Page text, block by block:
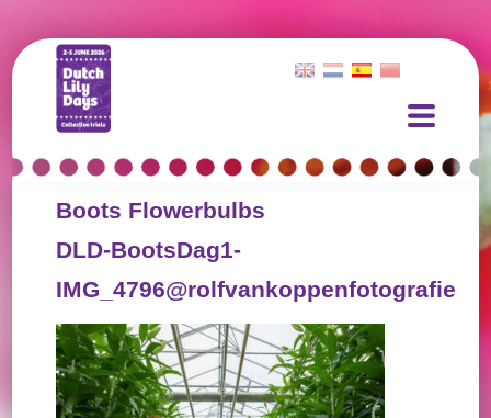
Boots Flowerbulbs
DLD-BootsDag1-
IMG_4796@rolfvankoppenfotografie